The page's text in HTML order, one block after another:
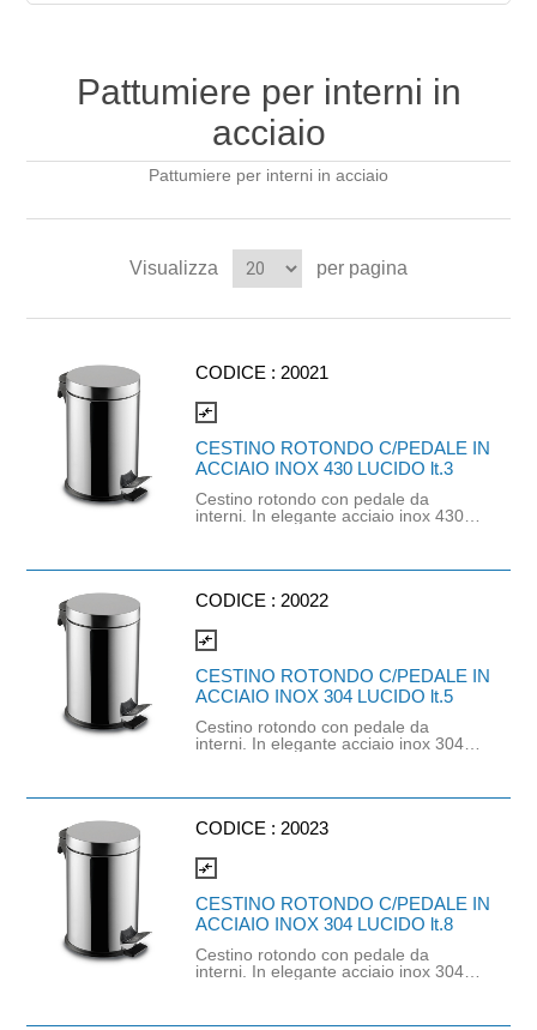
Pattumiere per interni in
acciaio
Pattumiere per interni in acciaio
Visualizza per pagina
CODICE : 20021
compare_arrows
CESTINO ROTONDO C/PEDALE IN
ACCIAIO INOX 430 LUCIDO lt.3
Cestino rotondo con pedale da
interni. In elegante acciaio inox 430
bungalow in campeggi. Si consiglia di
ed asciugare per evitare aloni.
larghezza minima 30 cm e altezza
minima 35 cm. Capacità 3 lt.
Dimensione O/18 x h24 cm.
CODICE : 20022
compare_arrows
CESTINO ROTONDO C/PEDALE IN
ACCIAIO INOX 304 LUCIDO lt.5
Cestino rotondo con pedale da
interni. In elegante acciaio inox 304
degli alberghi. Si consiglia di pulire
asciugare per evitare aloni. Utilizzare
minima 30 cm e altezza minima 40
cm. Capacità 5 lt. Dimensione
O/18xh 29 cm.
CODICE : 20023
compare_arrows
CESTINO ROTONDO C/PEDALE IN
ACCIAIO INOX 304 LUCIDO lt.8
Cestino rotondo con pedale da
interni. In elegante acciaio inox 304
Utilizzare con sacco nettezza di